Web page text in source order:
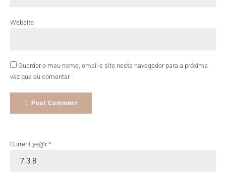
Website
Guardar o meu nome, email e site neste navegador para a próxima
vez que eu comentar.
Post Comment
Current ye@r*